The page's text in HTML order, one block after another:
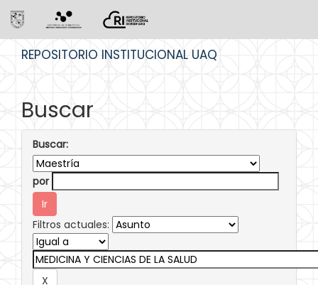
REPOSITORIO INSTITUCIONAL UAQ
Buscar
Buscar:
por
Filtros actuales: